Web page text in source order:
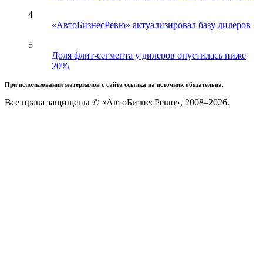
4
«АвтоБизнесРевю» актуализировал базу дилеров
5
Доля флит-сегмента у дилеров опустилась ниже
20%
При использовании материалов с сайта ссылка на источник обязательна.
Все права защищены © «АвтоБизнесРевю», 2008–2026.